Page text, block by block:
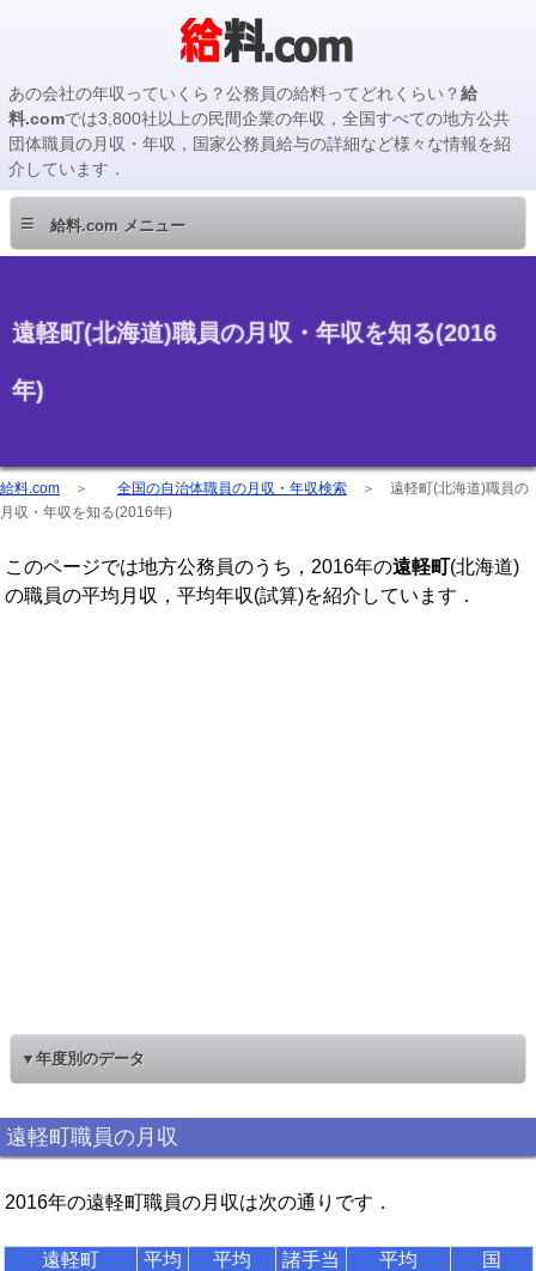
あの会社の年収っていくら？公務員の給料ってどれくらい？給
料.comでは3,800社以上の民間企業の年収，全国すべての地方公共
団体職員の月収・年収，国家公務員給与の詳細など様々な情報を紹
介しています．
≡ 給料.com メニュー
遠軽町(北海道)職員の月収・年収を知る(2016
年)
給料.com ＞ 全国の自治体職員の月収・年収検索 ＞ 遠軽町(北海道)職員の
月収・年収を知る(2016年)
このページでは地方公務員のうち，2016年の遠軽町(北海道)
の職員の平均月収，平均年収(試算)を紹介しています．
▼年度別のデータ
遠軽町職員の月収
2016年の遠軽町職員の月収は次の通りです．
遠軽町
平均
平均
諸手当
平均
国